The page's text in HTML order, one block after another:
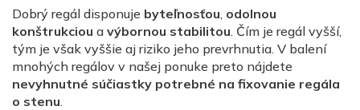
Dobrý regál disponuje byteľnosťou, odolnou
konštrukciou a výbornou stabilitou. Čím je regál vyšší,
tým je však vyššie aj riziko jeho prevrhnutia. V balení
mnohých regálov v našej ponuke preto nájdete
nevyhnutné súčiastky potrebné na fixovanie regála
o stenu.